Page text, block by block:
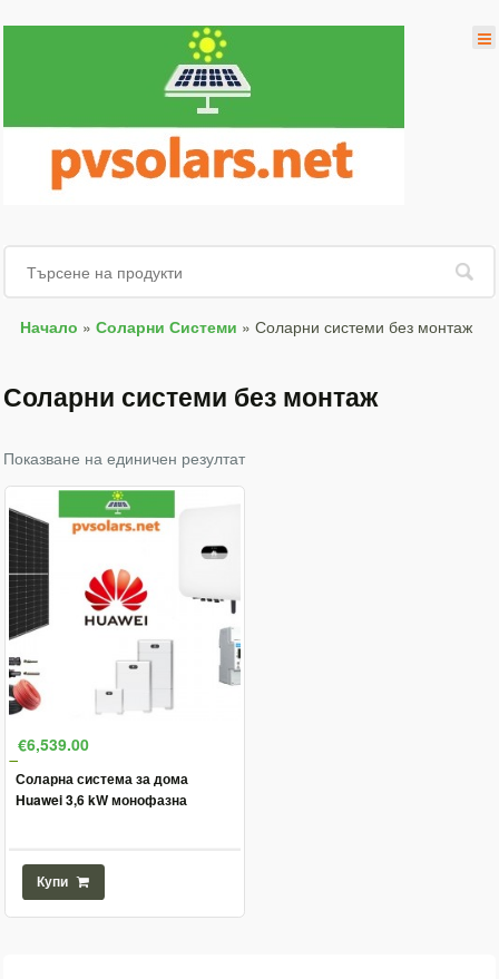
Начало » Соларни Системи » Соларни системи без монтаж
Соларни системи без монтаж
Показване на единичен резултат
€6,539.00
Соларна система за дома
Huawei 3,6 kW монофазна
Купи